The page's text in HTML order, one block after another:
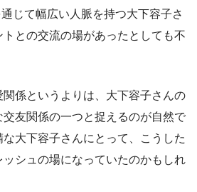
通じて幅広い人脈を持つ大下容子さ
との交流の場があったとしても不
係というよりは、大下容子さんの
友関係の一つと捉えるのが自然で
大下容子さんにとって、こうした
シュの場になっていたのかもしれ